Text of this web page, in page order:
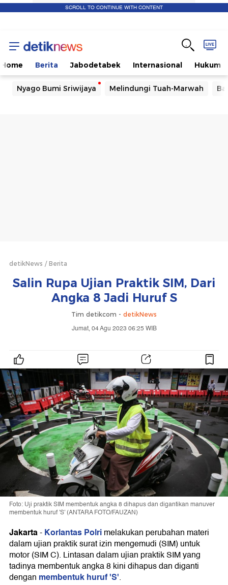
SCROLL TO CONTINUE WITH CONTENT
Home Berita Jabodetabek Internasional Hukum
Nyago Bumi Sriwijaya Melindungi Tuah-Marwah
detikNews Berita
Salin Rupa Ujian Praktik SIM, Dari
Angka 8 Jadi Huruf S
Tim detikcom - detikNews
Jumat, 04 Agu 2023 06:25 WIB
Foto: Uji praktik SIM membentuk angka 8 dihapus dan digantikan manuver
membentuk huruf 'S' (ANTARA FOTO/FAUZAN)
Jakarta-Korlantas Polrimelakukan perubahan materi
dalam ujian praktik surat izin mengemudi (SIM) untuk
motor (SIM C). Lintasan dalam ujian praktik SIM yang
tadinya membentuk angka 8 kini dihapus dan diganti
dengan membentuk huruf 'S'.